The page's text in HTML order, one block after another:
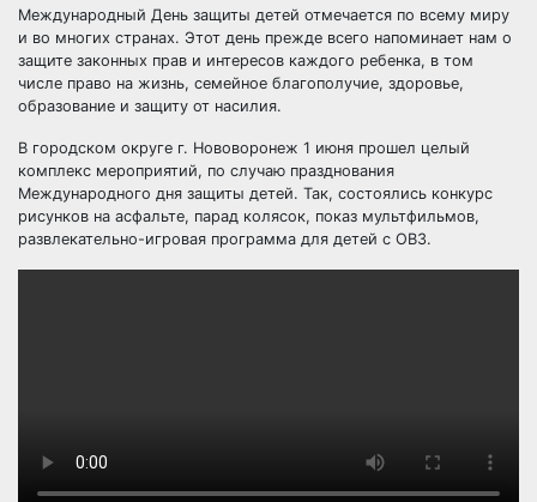
Международный День защиты детей отмечается по всему миру
и во многих странах. Этот день прежде всего напоминает нам о
защите законных прав и интересов каждого ребенка, в том
числе право на жизнь, семейное благополучие, здоровье,
образование и защиту от насилия.
В городском округе г. Нововоронеж 1 июня прошел целый
комплекс мероприятий, по случаю празднования
Международного дня защиты детей. Так, состоялись конкурс
рисунков на асфальте, парад колясок, показ мультфильмов,
развлекательно-игровая программа для детей с ОВЗ.